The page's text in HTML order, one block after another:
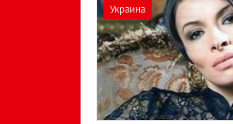
Украина